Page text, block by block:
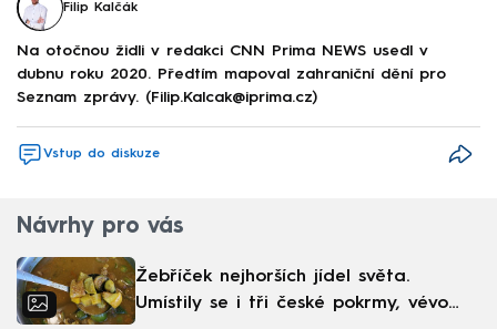
Filip Kalčák
Na otočnou židli v redakci CNN Prima NEWS usedl v
dubnu roku 2020. Předtím mapoval zahraniční dění pro
Seznam zprávy. (Filip.Kalcak@iprima.cz)
Vstup do diskuze
Návrhy pro vás
Žebříček nejhorších jídel světa.
Umístily se i tři české pokrmy, vévodí